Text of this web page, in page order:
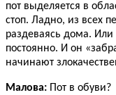
пот выделяется в
стоп. Ладно, из всех
раздеваясь дома.
постоянно. И он
начинают
Малова: Пот в обуви?